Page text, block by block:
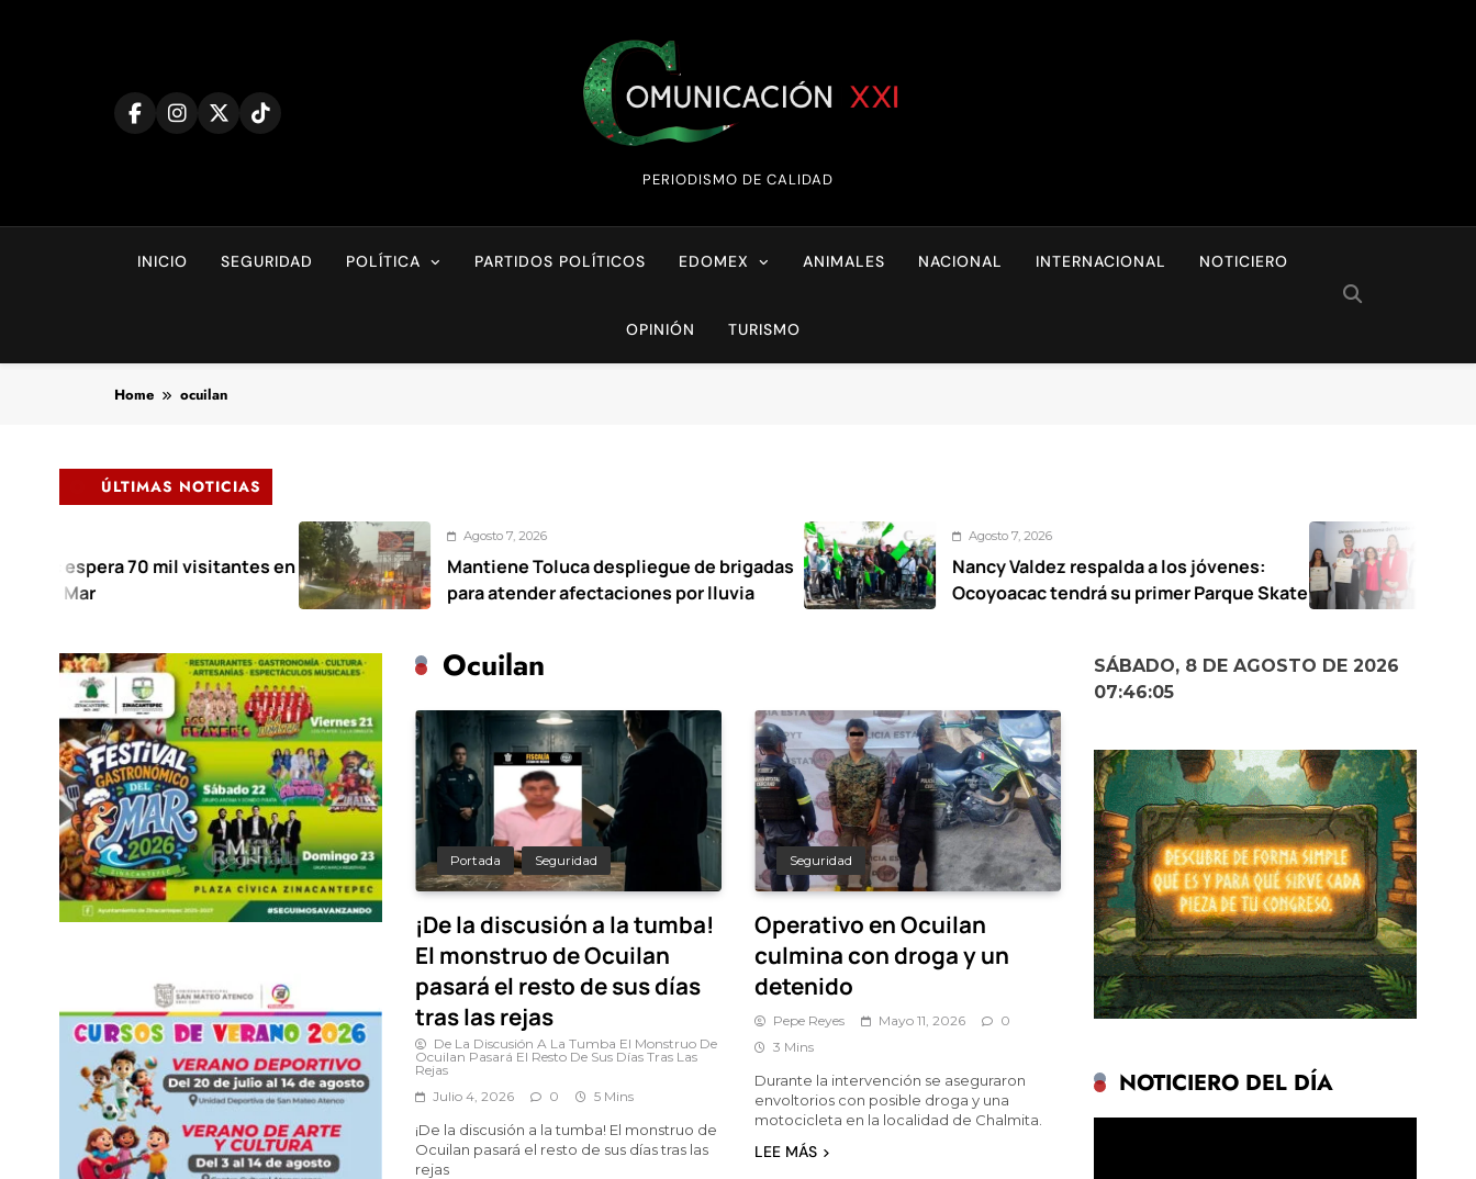
Comunicación XXI
PERIODISMO DE CALIDAD
INICIO SEGURIDAD POLÍTICA PARTIDOS POLÍTICOS EDOMEX ANIMALES NACIONAL INTERNACIONAL NOTICIERO
OPINIÓN TURISMO
Home ocuilan
ÚLTIMAS NOTICIAS
70 mil visitantes en
Agosto 7, 2026
Mantiene Toluca despliegue de brigadas
para atender afectaciones por lluvia
Agosto 7, 2026
Nancy Valdez respalda a los jóvenes:
Ocoyoacac tendrá su primer Parque Skate
Agosto 7, 2026
UAEMéx abre
narrativas
Ocuilan
Portada Seguridad
¡De la discusión a la tumba!
El monstruo de Ocuilan
pasará el resto de sus días
tras las rejas
De La Discusión A La Tumba El Monstruo De
Ocuilan Pasará El Resto De Sus Días Tras Las
Rejas
Julio 4, 2026
0 5 Mins
¡De la discusión a la tumba! El monstruo de
Ocuilan pasará el resto de sus días tras las
rejas
Seguridad
Operativo en Ocuilan
culmina con droga y un
detenido
Pepe Reyes Mayo 11, 2026
0
3 Mins
Durante la intervención se aseguraron
envoltorios con posible droga y una
motocicleta en la localidad de Chalmita.
LEE MÁS
SÁBADO, 8 DE AGOSTO DE 2026
07:46:06
NOTICIERO DEL DÍA